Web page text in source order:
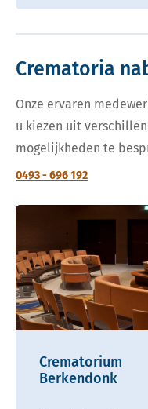
Crematoria
Onze ervaren
u kiezen uit
mogelijkheden te
0493 - 696 192
Crematorium
Berkendonk